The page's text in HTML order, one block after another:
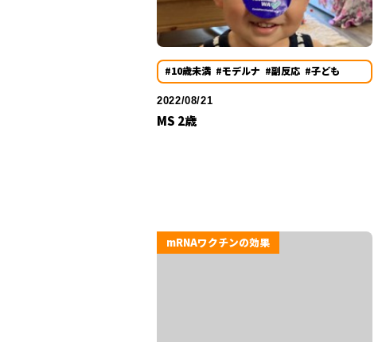
#10歳未満 #モデルナ #副反応 #子ども
2022/08/21
MS 2歳
mRNAワクチンの効果